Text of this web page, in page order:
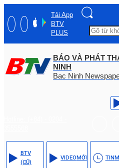
Tải App
BTV
PLUS
BÁO VÀ PHÁT
NINH
Bac Ninh
BTV
(CŨ)
VIDEOMỚI TIN